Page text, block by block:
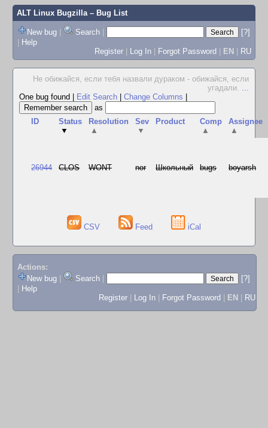
ALT Linux Bugzilla– Bug List
New bug | Search |
[?]
| Help
Register | Log In | Forgot Password | EN | RU
Не обижайся, если тебя назвали дураком - обижайся, если
угадали. ...
One bug found
Edit Search Change Columns
as
ID
Status
▼
Resolution
▲
Sev
▼
Product
Comp
▲
Assignee
▲
26944 CLOS WONT nor Школьный bugs boyarsh
CSV Feed iCal
Actions:
New bug
Search
[?]
Help
Register
Log In Forgot Password EN RU